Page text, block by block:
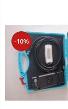
-10%